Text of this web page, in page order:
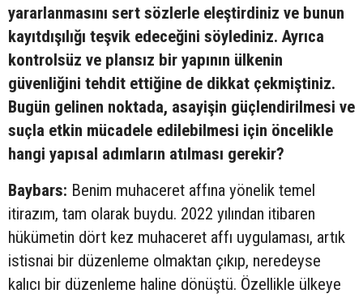
yararlanmasını sert sözlerle eleştirdiniz ve bunun
kayıtdışılığı teşvik edeceğini söylediniz. Ayrıca
kontrolsüz ve plansız bir yapının ülkenin
güvenliğini tehdit ettiğine de dikkat çekmiştiniz.
Bugün gelinen noktada, asayişin güçlendirilmesi ve
suçla etkin mücadele edilebilmesi için öncelikle
hangi yapısal adımların atılması gerekir?
Baybars: Benim muhaceret affına yönelik temel
itirazım, tam olarak buydu. 2022 yılından itibaren
hükümetin dört kez muhaceret affı uygulaması, artık
istisnai bir düzenleme olmaktan çıkıp, neredeyse
kalıcı bir düzenleme haline dönüştü. Özellikle ülkeye